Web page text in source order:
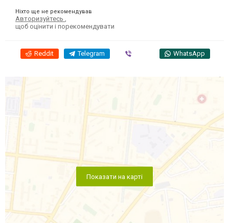
Ніхто ще не рекомендував
Авторизуйтесь
щоб оцінити і порекомендувати
Reddit Telegram WhatsApp
Показати на карті